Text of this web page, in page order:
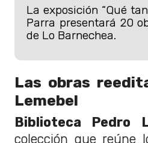
La exposición “Qué
Parra presentará 20
de Lo Barnechea.
Las obras
Lemebel
Biblioteca Pedro
colección que reúne